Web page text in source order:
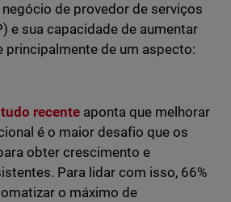
de provedor de serviços
e sua capacidade de aumentar
principalmente de um aspecto:
recenteaponta que melhorar
é o maior desafio que os
obter crescimento e
Para lidar com isso, 66%
o máximo de